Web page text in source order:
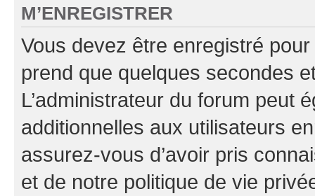
M’ENREGISTRER
Vous devez être enregistré
prend que quelques secondes
L’administrateur du forum peut
additionnelles aux utilisateurs
assurez-vous d’avoir pris
et de notre politique de vie